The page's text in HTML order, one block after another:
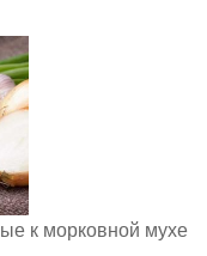
к морковной мухе